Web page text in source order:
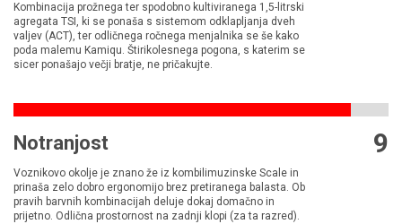
Kombinacija prožnega ter spodobno kultiviranega 1,5-litrski
agregata TSI, ki se ponaša s sistemom odklapljanja dveh
valjev (ACT), ter odličnega ročnega menjalnika se še kako
poda malemu Kamiqu. Štirikolesnega pogona, s katerim se
sicer ponašajo večji bratje, ne pričakujte.
Notranjost
Voznikovo okolje je znano že iz kombilimuzinske Scale in
prinaša zelo dobro ergonomijo brez pretiranega balasta. Ob
pravih barvnih kombinacijah deluje dokaj domačno in
prijetno. Odlična prostornost na zadnji klopi (za ta razred).
9